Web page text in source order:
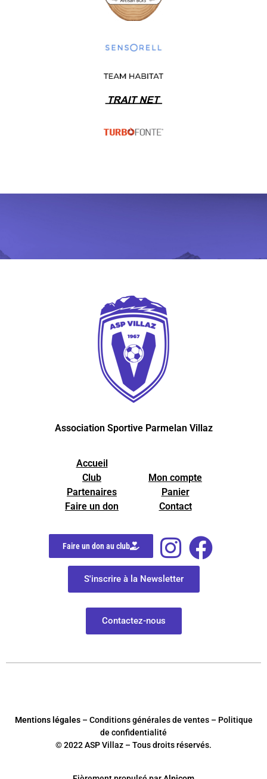
Association Sportive Parmelan Villaz
Accueil
Club
Partenaires
Faire un don
Mon compte
Panier
Contact
Faire un don au club
S'inscrire à la Newsletter
Contactez-nous
Mentions légales– Conditions générales de ventes – Politique
de confidentialité
© 2022 ASP Villaz – Tous droits réservés.